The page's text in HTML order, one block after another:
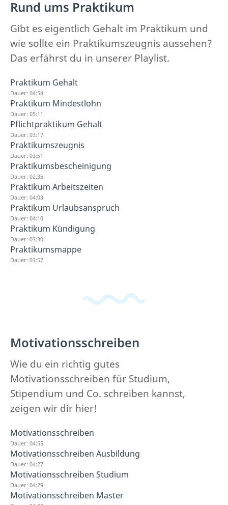
Rund ums Praktikum
Gibt es eigentlich Gehalt im Praktikum und
wie sollte ein Praktikumszeugnis aussehen?
Das erfährst du in unserer Playlist.
Praktikum Gehalt
Dauer: 04:54
Praktikum Mindestlohn
Dauer: 05:11
Pflichtpraktikum Gehalt
Dauer: 03:17
Praktikumszeugnis
Dauer: 03:51
Praktikumsbescheinigung
Dauer: 02:35
Praktikum Arbeitszeiten
Dauer: 04:03
Praktikum Urlaubsanspruch
Dauer: 04:10
Praktikum Kündigung
Dauer: 03:30
Praktikumsmappe
Dauer: 03:57
Motivationsschreiben
Wie du ein richtig gutes
Motivationsschreiben für Studium,
Stipendium und Co. schreiben kannst,
zeigen wir dir hier!
Motivationsschreiben
Dauer: 04:55
Motivationsschreiben Ausbildung
Dauer: 04:27
Motivationsschreiben Studium
Dauer: 04:29
Motivationsschreiben Master